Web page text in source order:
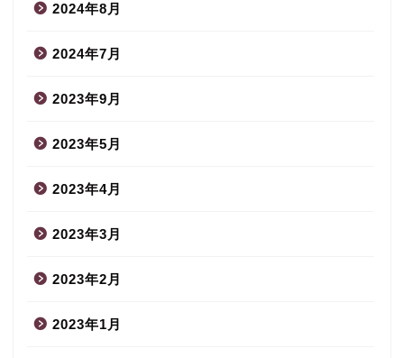
2024年8月
2024年7月
2023年9月
2023年5月
2023年4月
2023年3月
2023年2月
2023年1月